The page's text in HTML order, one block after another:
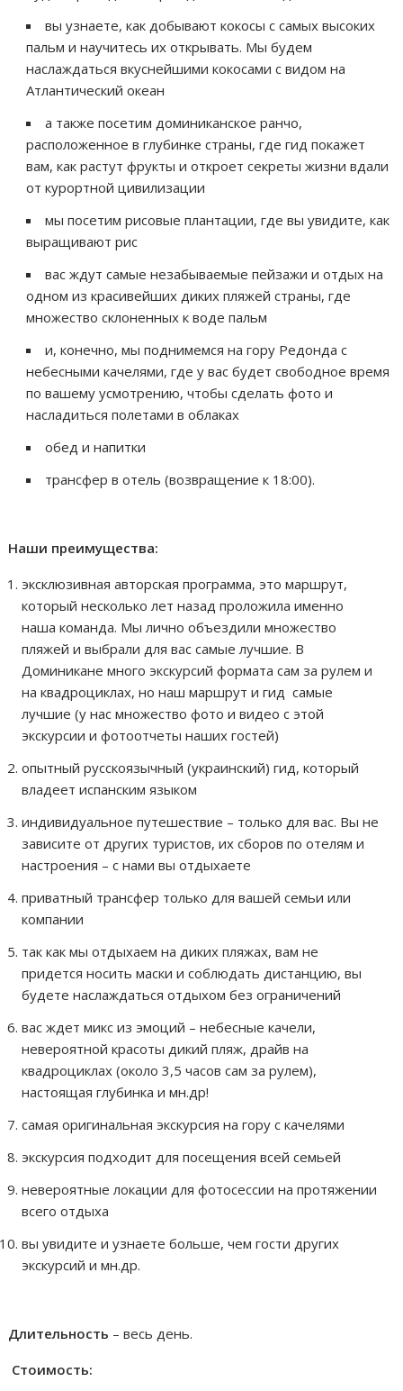
вы узнаете, как добывают кокосы с самых высоких
пальм и научитесь их открывать. Мы будем
наслаждаться вкуснейшими кокосами с видом на
Атлантический океан
а также посетим доминиканское ранчо,
расположенное в глубинке страны, где гид покажет
вам, как растут фрукты и откроет секреты жизни вдали
от курортной цивилизации
мы посетим рисовые плантации, где вы увидите, как
выращивают рис
вас ждут самые незабываемые пейзажи и отдых на
одном из красивейших диких пляжей страны, где
множество склоненных к воде пальм
и, конечно, мы поднимемся на гору Редонда с
небесными качелями, где у вас будет свободное время
по вашему усмотрению, чтобы сделать фото и
насладиться полетами в облаках
обед и напитки
трансфер в отель (возвращение к 18:00).
Наши преимущества:
эксклюзивная авторская программа, это маршрут,
который несколько лет назад проложила именно
наша команда. Мы лично объездили множество
пляжей и выбрали для вас самые лучшие. В
Доминикане много экскурсий формата сам за рулем и
на квадроциклах, но наш маршрут и гид самые
лучшие (у нас множество фото и видео с этой
экскурсии и фотоотчеты наших гостей)
опытный русскоязычный (украинский) гид, который
владеет испанским языком
индивидуальное путешествие – только для вас. Вы не
зависите от других туристов, их сборов по отелям и
настроения – с нами вы отдыхаете
приватный трансфер только для вашей семьи или
компании
так как мы отдыхаем на диких пляжах, вам не
придется носить маски и соблюдать дистанцию, вы
будете наслаждаться отдыхом без ограничений
вас ждет микс из эмоций – небесные качели,
невероятной красоты дикий пляж, драйв на
квадроциклах (около 3,5 часов сам за рулем),
настоящая глубинка и мн.др!
самая оригинальная экскурсия на гору с качелями
экскурсия подходит для посещения всей семьей
невероятные локации для фотосессии на протяжении
всего отдыха
вы увидите и узнаете больше, чем гости других
экскурсий и мн.др.
Длительность – весь день.
Стоимость: